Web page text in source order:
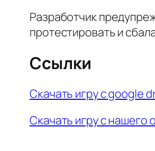
Разработчик
протестировать и
Ссылки
Скачать игру с google
Скачать игру с нашего